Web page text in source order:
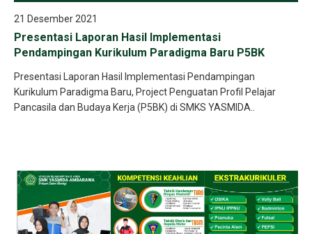
21 Desember 2021
Presentasi Laporan Hasil Implementasi
Pendampingan Kurikulum Paradigma Baru P5BK
Presentasi Laporan Hasil Implementasi Pendampingan
Kurikulum Paradigma Baru, Project Penguatan Profil Pelajar
Pancasila dan Budaya Kerja (P5BK) di SMKS YASMIDA..